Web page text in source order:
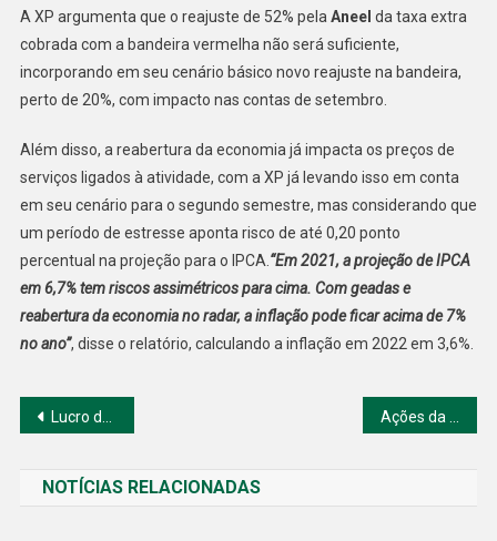
A XP argumenta que o reajuste de 52% pela Aneel da taxa extra
cobrada com a bandeira vermelha não será suficiente,
incorporando em seu cenário básico novo reajuste na bandeira,
perto de 20%, com impacto nas contas de setembro.
Além disso, a reabertura da economia já impacta os preços de
serviços ligados à atividade, com a XP já levando isso em conta
em seu cenário para o segundo semestre, mas considerando que
um período de estresse aponta risco de até 0,20 ponto
percentual na projeção para o IPCA. “Em 2021, a projeção de IPCA
em 6,7% tem riscos assimétricos para cima. Com geadas e
reabertura da economia no radar, a inflação pode ficar acima de 7%
no ano”, disse o relatório, calculando a inflação em 2022 em 3,6%.
Navegação
Post
Lucro da Vale sobe 662% e atinge US$ 7,6 bilhões no 2º tri
NOTÍCIAS RELACIONADAS